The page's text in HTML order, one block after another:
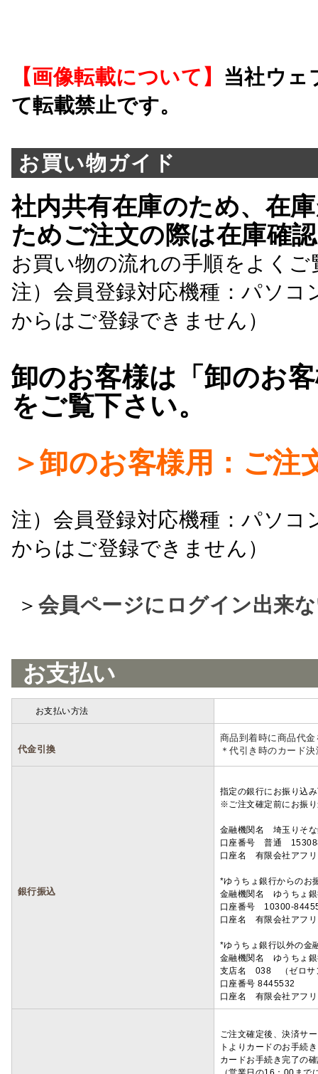
【画像転載について】 当社ウェ
て転載禁止です。
お買い物ガイド
社内共有在庫のため、在
ためご注文の際は在庫確
お買い物の流れの手順をよくご
注）会員登録対応機種：パソ
からはご登録できません）
卸のお客様は「卸のお
をご覧下さい。
＞卸のお客様用：ご注
注）会員登録対応機種：パソ
からはご登録できません）
＞ 会員ページにログイン出来
お支払い
お支払い方法
代金引換
商品到着時に商品代
＊代引き時のカード
銀行振込
指定の銀行にお振り込
※ご注文確定前にお振
金融機関名 埼玉りそ
口座番号 普通
口座名 有限会社アフ
*ゆうちょ銀行からのお
金融機関名 ゆうちょ
口座番号 10300-
口座名 有限会社アフ
*ゆうちょ銀行以外の金
金融機関名 ゆうちょ
支店名 038 （ゼロサ
口座番号 8445532
口座名 有限会社アフ
ご注文確定後、決済サ
トよりカードのお手続
カードお手続き完了の